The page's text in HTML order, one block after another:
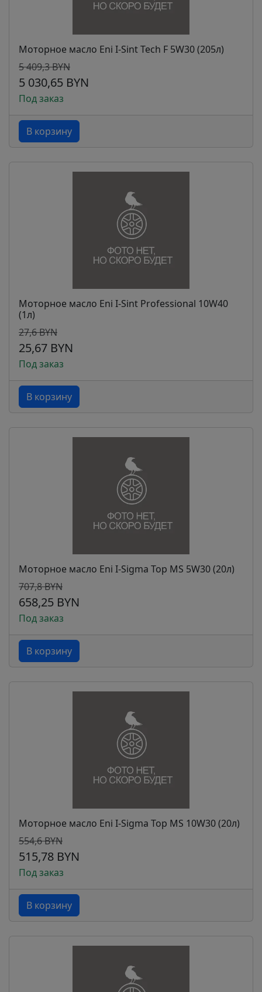
Моторное масло Eni I-Sint Tech F 5W30 (205л)
5 409,3 BYN
5 030,65 BYN
Под заказ
В корзину
Моторное масло Eni I-Sint Professional 10W40
(1л)
27,6 BYN
25,67 BYN
Под заказ
В корзину
Моторное масло Eni I-Sigma Top MS 5W30 (20л)
707,8 BYN
658,25 BYN
Под заказ
В корзину
Моторное масло Eni I-Sigma Top MS 10W30 (20л)
554,6 BYN
515,78 BYN
Под заказ
В корзину